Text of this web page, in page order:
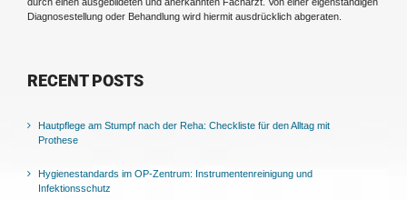
durch einen ausgebildeten und anerkannten Facharzt. Von einer eigenständigen
Diagnosestellung oder Behandlung wird hiermit ausdrücklich abgeraten.
RECENT POSTS
Hautpflege am Stumpf nach der Reha: Checkliste für den Alltag mit
Prothese
Hygienestandards im OP-Zentrum: Instrumentenreinigung und
Infektionsschutz